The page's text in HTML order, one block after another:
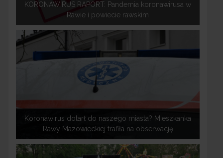
KORONAWIRUS RAPORT: Pandemia koronawirusa w
Rawie i powiecie rawskim
Koronawirus dotarł do naszego miasta? Mieszkanka
Rawy Mazowieckiej trafiła na obserwację